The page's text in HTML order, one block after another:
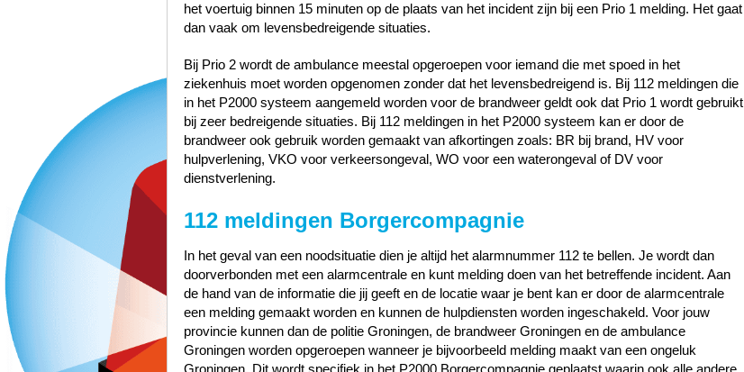
het voertuig binnen 15 minuten op de plaats van het incident zijn bij een Prio 1 melding. Het gaat
dan vaak om levensbedreigende situaties.
Bij Prio 2 wordt de ambulance meestal opgeroepen voor iemand die met spoed in het
ziekenhuis moet worden opgenomen zonder dat het levensbedreigend is. Bij 112 meldingen die
in het P2000 systeem aangemeld worden voor de brandweer geldt ook dat Prio 1 wordt gebruikt
bij zeer bedreigende situaties. Bij 112 meldingen in het P2000 systeem kan er door de
brandweer ook gebruik worden gemaakt van afkortingen zoals: BR bij brand, HV voor
hulpverlening, VKO voor verkeersongeval, WO voor een waterongeval of DV voor
dienstverlening.
112 meldingen Borgercompagnie
In het geval van een noodsituatie dien je altijd het alarmnummer 112 te bellen. Je wordt dan
doorverbonden met een alarmcentrale en kunt melding doen van het betreffende incident. Aan
de hand van de informatie die jij geeft en de locatie waar je bent kan er door de alarmcentrale
een melding gemaakt worden en kunnen de hulpdiensten worden ingeschakeld. Voor jouw
provincie kunnen dan de politie Groningen, de brandweer Groningen en de ambulance
Groningen worden opgeroepen wanneer je bijvoorbeeld melding maakt van een ongeluk
Groningen. Dit wordt specifiek in het P2000 Borgercompagnie geplaatst waarin ook alle andere